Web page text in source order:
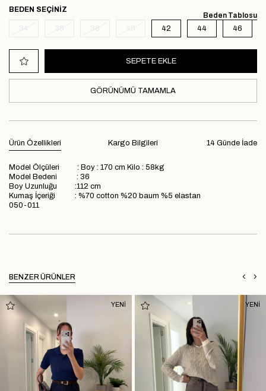
Beden Tablosu
BEDEN
42 44 46
GÖRÜNÜMÜ TAMAMLA
Ürün Özellikleri 14 Günde İade
Kargo Bilgileri
Model Ölçüleri : Boy : 170 cm Kilo : 58kg
Model Bedeni : 36
Boy Uzunluğu :112 cm
Kumaş İçeriği : %70 cotton %20 baum %5 elastan
050-011
BENZER ÜRÜNLER
YENİ YENİ